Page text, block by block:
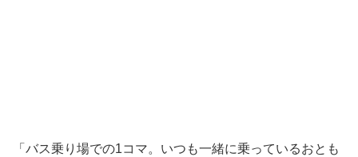
「バス乗り場での1コマ。いつも一緒に乗っているおとも